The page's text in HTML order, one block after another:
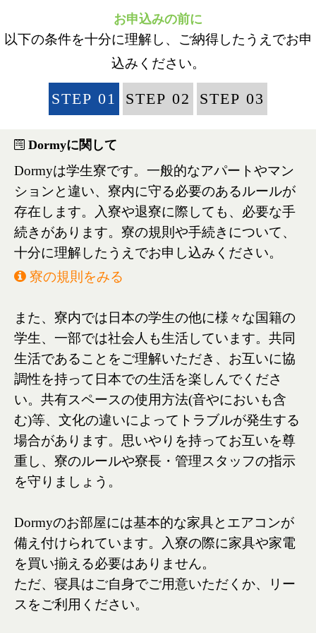
お申込みの前に
以下の条件を十分に理解し、ご納得したうえでお申
込みください。
STEP 01 STEP 02 STEP 03
Dormyに関して
Dormyは学生寮です。一般的なアパートやマン
ションと違い、寮内に守る必要のあるルールが
存在します。入寮や退寮に際しても、必要な手
続きがあります。寮の規則や手続きについて、
十分に理解したうえでお申し込みください。
寮の規則をみる
また、寮内では日本の学生の他に様々な国籍の
学生、一部では社会人も生活しています。共同
生活であることをご理解いただき、お互いに協
調性を持って日本での生活を楽しんでくださ
い。共有スペースの使用方法(音やにおいも含
む)等、文化の違いによってトラブルが発生する
場合があります。思いやりを持ってお互いを尊
重し、寮のルールや寮長・管理スタッフの指示
を守りましょう。
Dormyのお部屋には基本的な家具とエアコンが
備え付けられています。入寮の際に家具や家電
を買い揃える必要はありません。
ただ、寝具はご自身でご用意いただくか、リー
スをご利用ください。